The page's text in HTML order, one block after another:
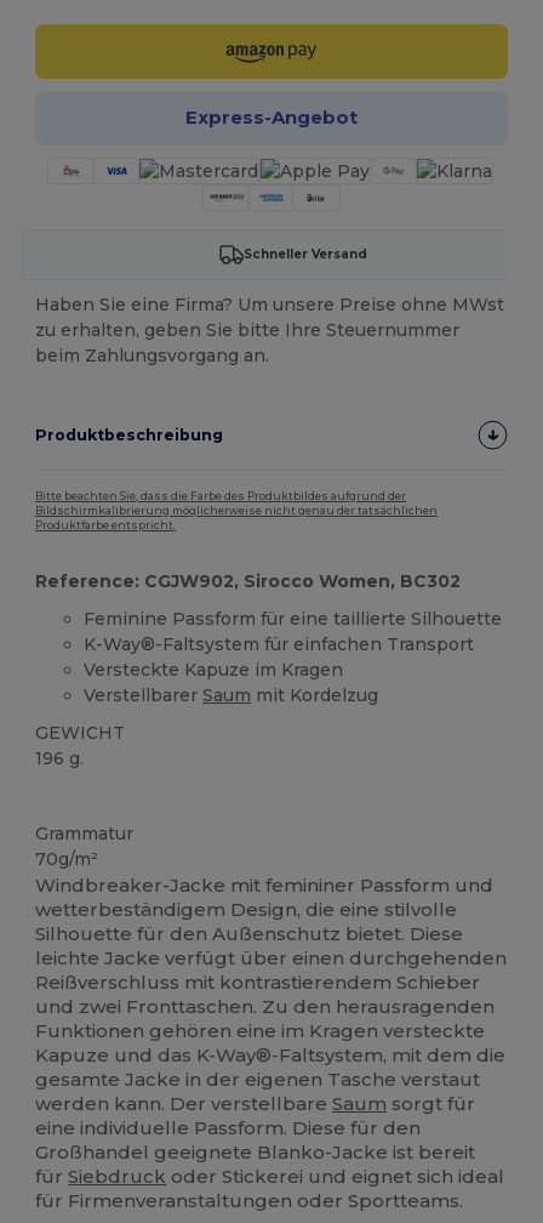
Express-Angebot
Schneller Versand
Haben Sie eine Firma? Um unsere Preise ohne MWst
zu erhalten, geben Sie bitte Ihre Steuernummer
beim Zahlungsvorgang an.
Produktbeschreibung
Bitte beachten Sie, dass die Farbe des Produktbildes aufgrund der
Bildschirmkalibrierung möglicherweise nicht genau der tatsächlichen
Produktfarbe entspricht.
Reference: CGJW902, Sirocco Women, BC302
Feminine Passform für eine taillierte Silhouette
K-Way®-Faltsystem für einfachen Transport
Versteckte Kapuze im Kragen
VerstellbarerSaum mit Kordelzug
GEWICHT
196 g.
Grammatur
70g/m²
Windbreaker-Jacke mit femininer Passform und
wetterbeständigem Design, die eine stilvolle
Silhouette für den Außenschutz bietet. Diese
leichte Jacke verfügt über einen durchgehenden
Reißverschluss mit kontrastierendem Schieber
und zwei Fronttaschen. Zu den herausragenden
Funktionen gehören eine im Kragen versteckte
Kapuze und das K-Way®-Faltsystem, mit dem die
gesamte Jacke in der eigenen Tasche verstaut
werden kann. Der verstellbareSaum sorgt für
eine individuelle Passform. Diese für den
Großhandel geeignete Blanko-Jacke ist bereit
fürSiebdruck oder Stickerei und eignet sich ideal
für Firmenveranstaltungen oder Sportteams.